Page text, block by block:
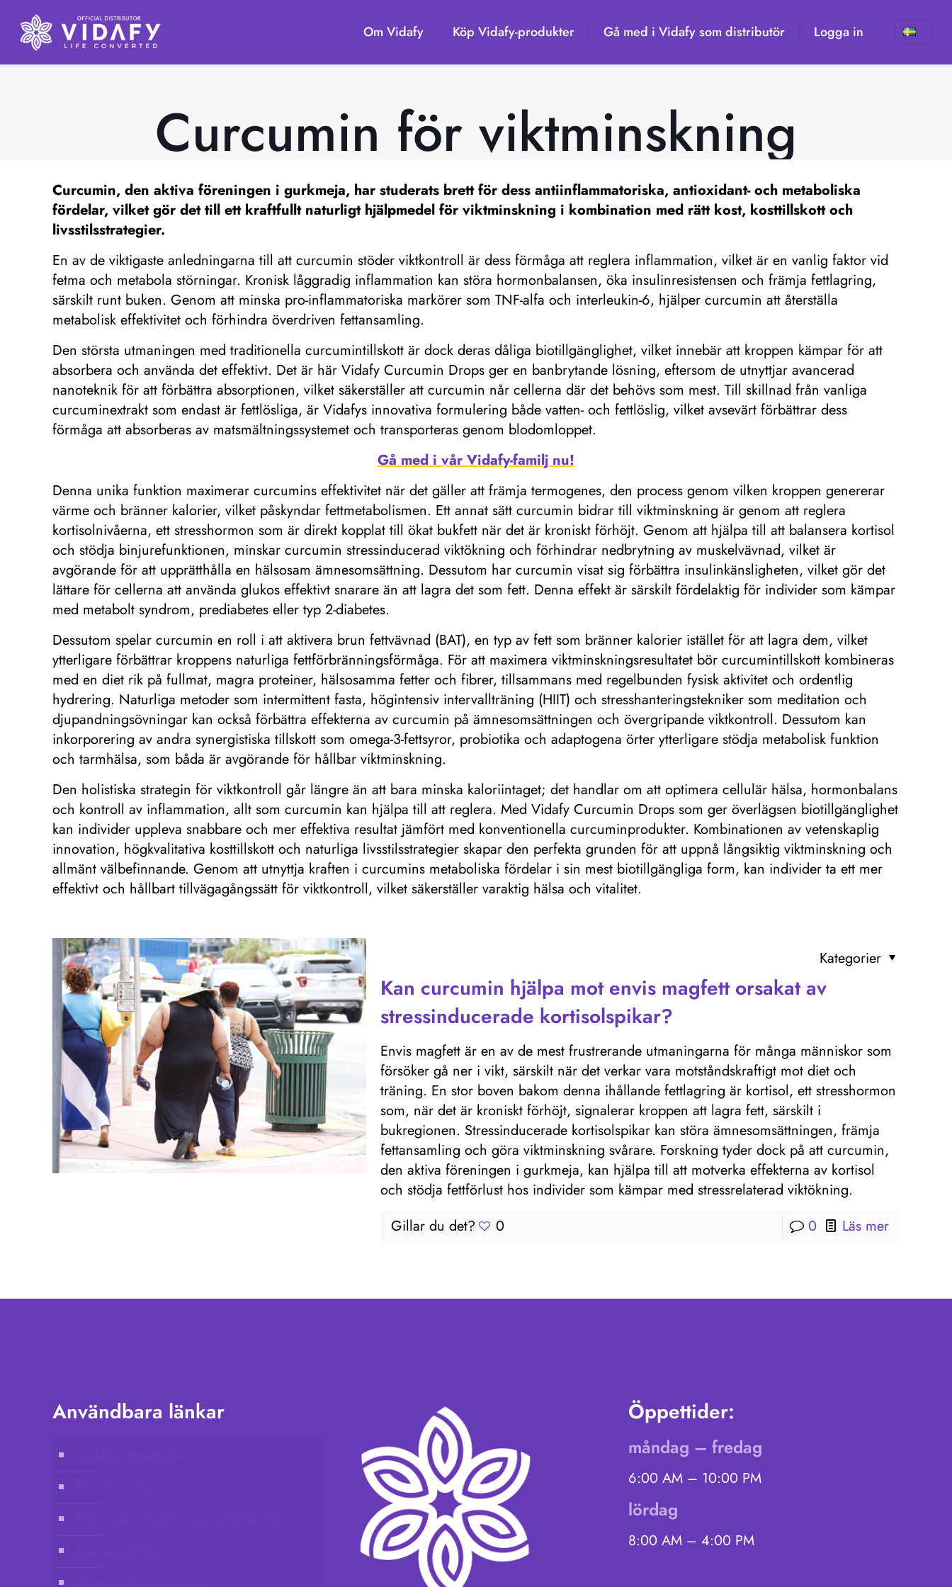
Om Vidafy Köp Vidafy-produkter Gå med i Vidafy som distributör Logga in
Curcumin för viktminskning
Curcumin, den aktiva föreningen i gurkmeja, har studerats brett för dess antiinflammatoriska, antioxidant- och metaboliska
fördelar, vilket gör det till ett kraftfullt naturligt hjälpmedel för viktminskning i kombination med rätt kost, kosttillskott och
livsstilsstrategier.
En av de viktigaste anledningarna till att curcumin stöder viktkontroll är dess förmåga att reglera inflammation, vilket är en vanlig faktor vid
fetma och metabola störningar. Kronisk låggradig inflammation kan störa hormonbalansen, öka insulinresistensen och främja fettlagring,
särskilt runt buken. Genom att minska pro-inflammatoriska markörer som TNF-alfa och interleukin-6, hjälper curcumin att återställa
metabolisk effektivitet och förhindra överdriven fettansamling.
Den största utmaningen med traditionella curcumintillskott är dock deras dåliga biotillgänglighet, vilket innebär att kroppen kämpar för att
absorbera och använda det effektivt. Det är här Vidafy Curcumin Drops ger en banbrytande lösning, eftersom de utnyttjar avancerad
nanoteknik för att förbättra absorptionen, vilket säkerställer att curcumin når cellerna där det behövs som mest. Till skillnad från vanliga
curcuminextrakt som endast är fettlösliga, är Vidafys innovativa formulering både vatten- och fettlöslig, vilket avsevärt förbättrar dess
förmåga att absorberas av matsmältningssystemet och transporteras genom blodomloppet.
Gå med i vår Vidafy-familj nu!
Denna unika funktion maximerar curcumins effektivitet när det gäller att främja termogenes, den process genom vilken kroppen genererar
värme och bränner kalorier, vilket påskyndar fettmetabolismen. Ett annat sätt curcumin bidrar till viktminskning är genom att reglera
kortisolnivåerna, ett stresshormon som är direkt kopplat till ökat bukfett när det är kroniskt förhöjt. Genom att hjälpa till att balansera kortisol
och stödja binjurefunktionen, minskar curcumin stressinducerad viktökning och förhindrar nedbrytning av muskelvävnad, vilket är
avgörande för att upprätthålla en hälsosam ämnesomsättning. Dessutom har curcumin visat sig förbättra insulinkänsligheten, vilket gör det
lättare för cellerna att använda glukos effektivt snarare än att lagra det som fett. Denna effekt är särskilt fördelaktig för individer som kämpar
med metabolt syndrom, prediabetes eller typ 2-diabetes.
Dessutom spelar curcumin en roll i att aktivera brun fettvävnad (BAT), en typ av fett som bränner kalorier istället för att lagra dem, vilket
ytterligare förbättrar kroppens naturliga fettförbränningsförmåga. För att maximera viktminskningsresultatet bör curcumintillskott kombineras
med en diet rik på fullmat, magra proteiner, hälsosamma fetter och fibrer, tillsammans med regelbunden fysisk aktivitet och ordentlig
hydrering. Naturliga metoder som intermittent fasta, högintensiv intervallträning (HIIT) och stresshanteringstekniker som meditation och
djupandningsövningar kan också förbättra effekterna av curcumin på ämnesomsättningen och övergripande viktkontroll. Dessutom kan
inkorporering av andra synergistiska tillskott som omega-3-fettsyror, probiotika och adaptogena örter ytterligare stödja metabolisk funktion
och tarmhälsa, som båda är avgörande för hållbar viktminskning.
Den holistiska strategin för viktkontroll går längre än att bara minska kaloriintaget; det handlar om att optimera cellulär hälsa, hormonbalans
och kontroll av inflammation, allt som curcumin kan hjälpa till att reglera. Med Vidafy Curcumin Drops som ger överlägsen biotillgänglighet
kan individer uppleva snabbare och mer effektiva resultat jämfört med konventionella curcuminprodukter. Kombinationen av vetenskaplig
innovation, högkvalitativa kosttillskott och naturliga livsstilsstrategier skapar den perfekta grunden för att uppnå långsiktig viktminskning och
allmänt välbefinnande. Genom att utnyttja kraften i curcumins metaboliska fördelar i sin mest biotillgängliga form, kan individer ta ett mer
effektivt och hållbart tillvägagångssätt för viktkontroll, vilket säkerställer varaktig hälsa och vitalitet.
Kategorier
Kan curcumin hjälpa mot envis magfett orsakat av
stressinducerade kortisolspikar?
Envis magfett är en av de mest frustrerande utmaningarna för många människor som
försöker gå ner i vikt, särskilt när det verkar vara motståndskraftigt mot diet och
träning. En stor boven bakom denna ihållande fettlagring är kortisol, ett stresshormon
som, när det är kroniskt förhöjt, signalerar kroppen att lagra fett, särskilt i
bukregionen. Stressinducerade kortisolspikar kan störa ämnesomsättningen, främja
fettansamling och göra viktminskning svårare. Forskning tyder dock på att curcumin,
den aktiva föreningen i gurkmeja, kan hjälpa till att motverka effekterna av kortisol
och stödja fettförlust hos individer som kämpar med stressrelaterad viktökning.
Gillar du det?
0 0 Läs mer
Användbara länkar Öppettider:
måndag – fredag
6:00 AM – 10:00 PM
lördag
8:00 AM – 4:00 PM